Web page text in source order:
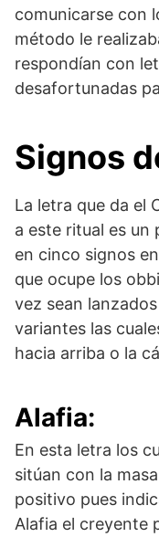
comunicarse con
método le
respondían con
desafortunadas
Signos
La letra que da el
a este ritual es un
en cinco signos
que ocupe los
vez sean
variantes las
hacia arriba o la
Alafia:
En esta letra los
sitúan con la
positivo pues
Alafia el creyente